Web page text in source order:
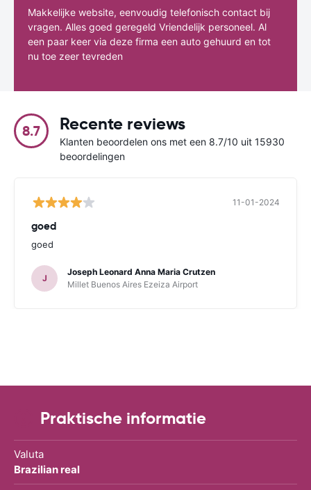
Makkelijke website, eenvoudig telefonisch contact bij
vragen. Alles goed geregeld Vriendelijk personeel. Al
een paar keer via deze firma een auto gehuurd en tot
nu toe zeer tevreden
8.7 Recente reviews
Klanten beoordelen ons met een 8.7/10 uit 15930
beoordelingen
11-01-2024
goed
goed
J
Joseph Leonard Anna Maria Crutzen
Millet Buenos Aires Ezeiza Airport
Praktische informatie
Valuta
Brazilian real